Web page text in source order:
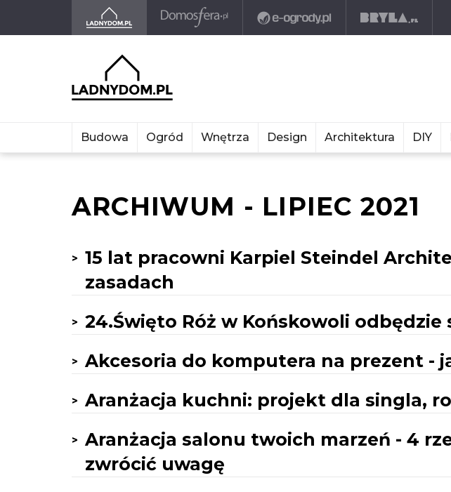
Budowa Ogród Wnętrza Design Architektura DIY
ARCHIWUM - LIPIEC 2021
15 lat pracowni Karpiel Steindel
zasadach
24.Święto Róż w Końskowoli odbędzie
Akcesoria do komputera na prezent -
Aranżacja kuchni: projekt dla singla,
Aranżacja salonu twoich marzeń - 4
zwrócić uwagę